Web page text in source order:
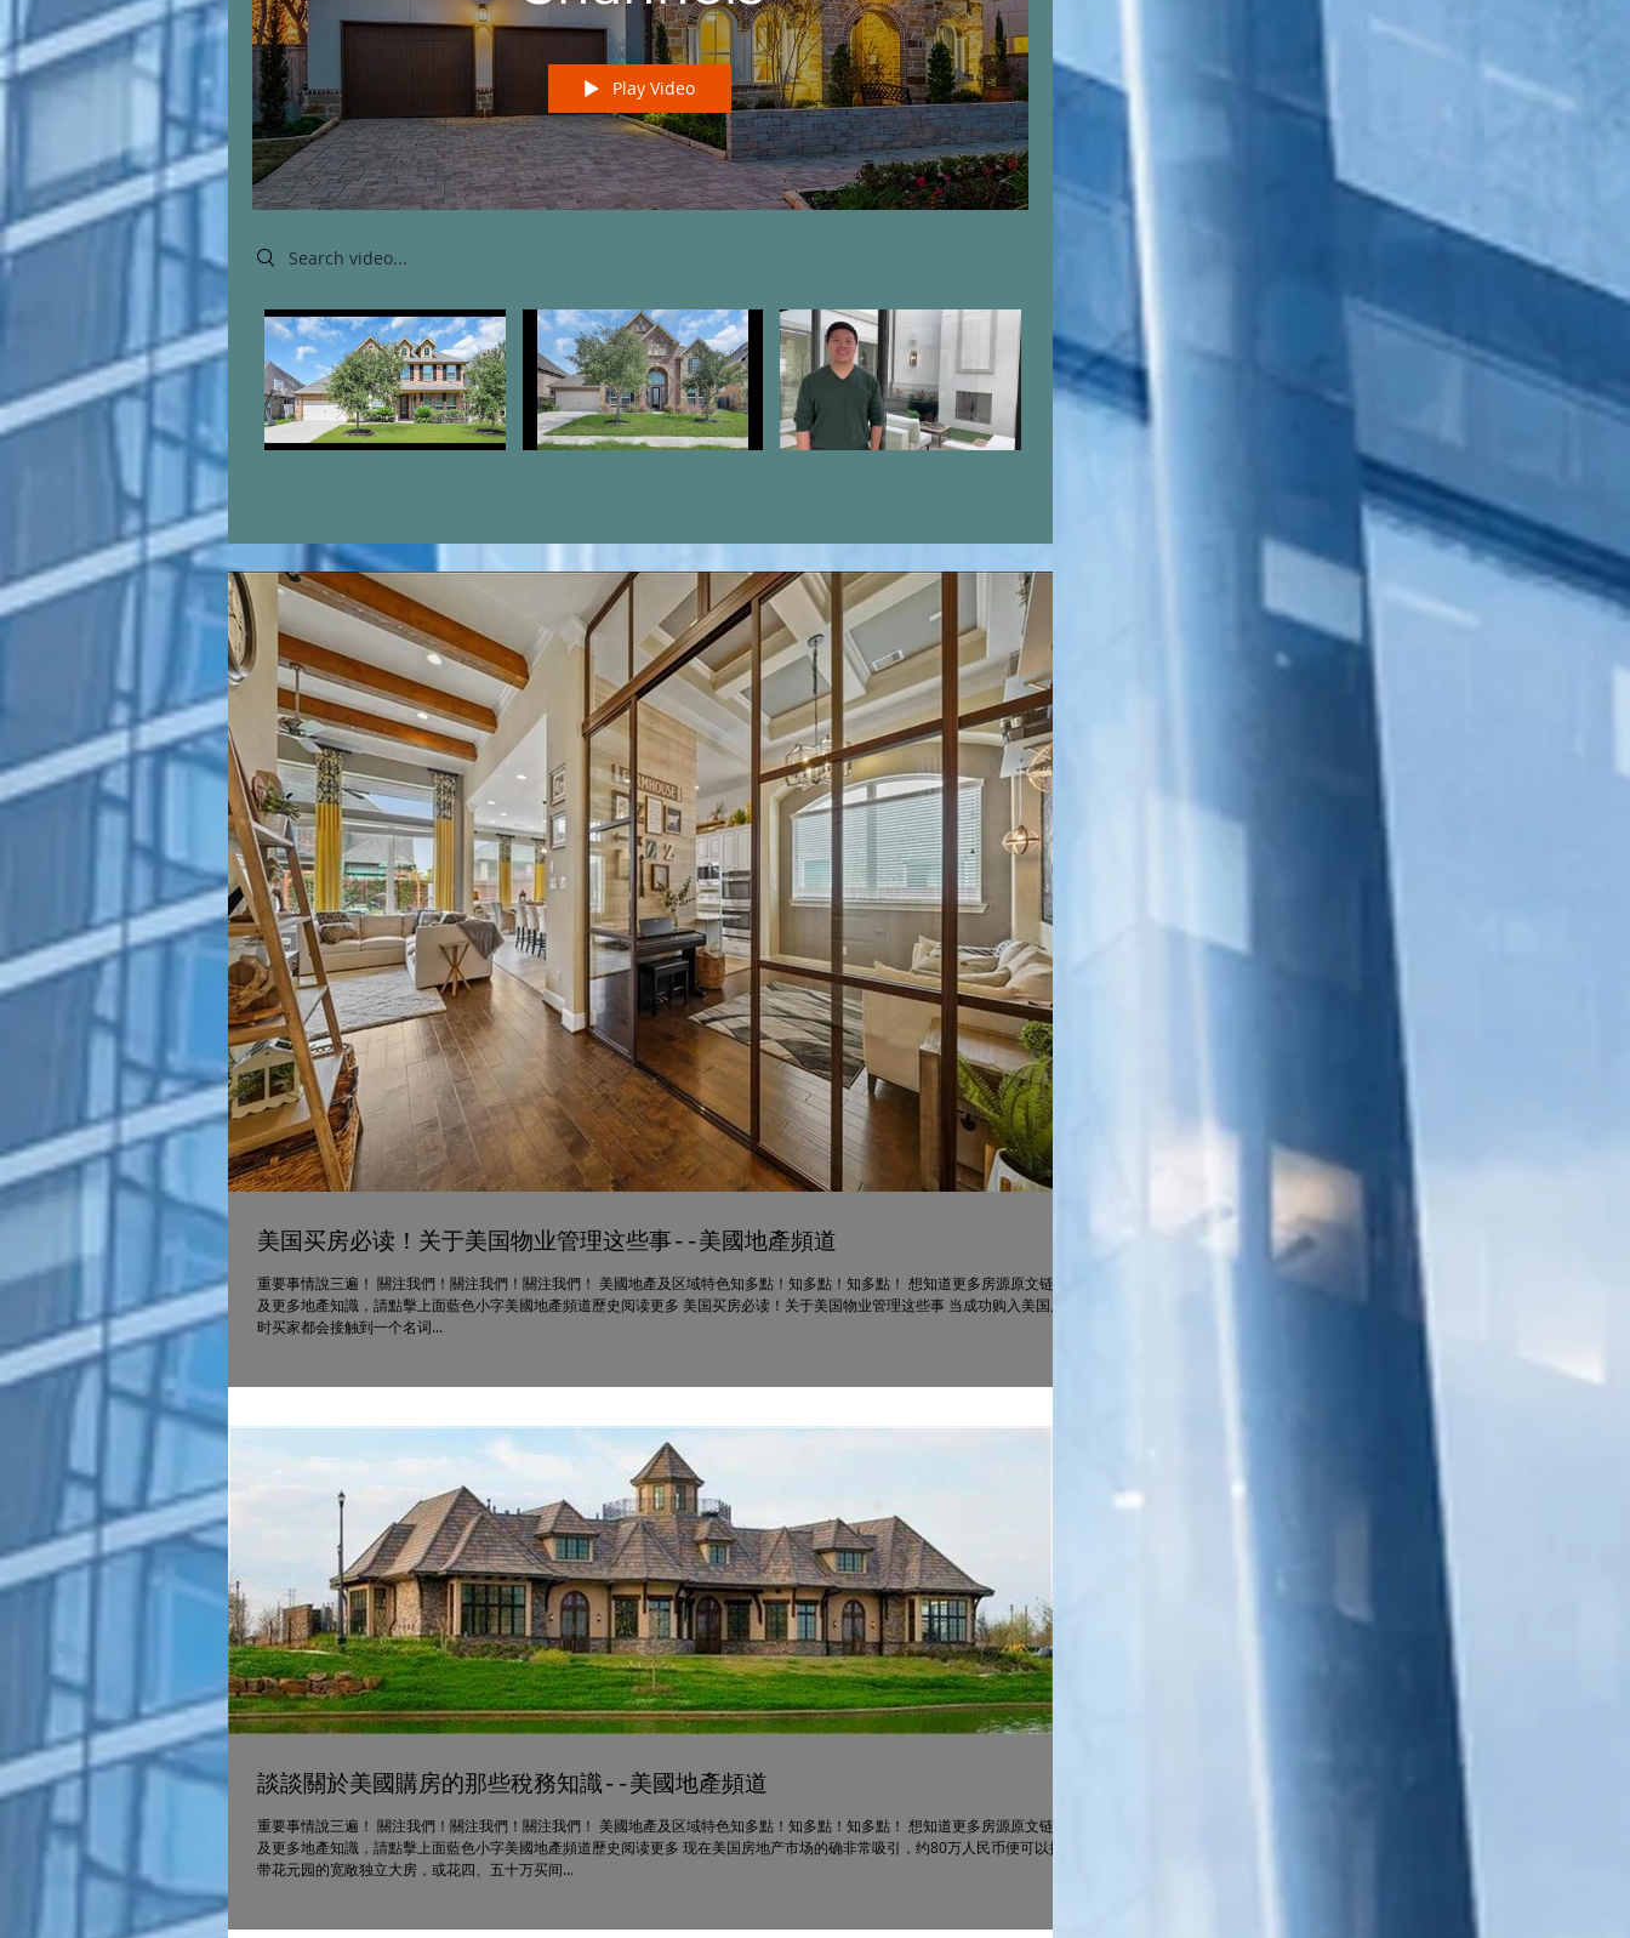
Play Video
Search videos
美国买房必读！关于美国物业管理这些事--美國地產頻道
重要事情說三遍！ 關注我們！關注我們！關注我們！ 美國地產及区域特色知多點！知多點！知多點！ 想知道更多房源原文链接
及更多地產知識，請點擊上面藍色小字美國地產頻道歷史阅读更多 美国买房必读！关于美国物业管理这些事 当成功购入美国房产
时买家都会接触到一个名词...
談談關於美國購房的那些稅務知識--美國地產頻道
重要事情說三遍！ 關注我們！關注我們！關注我們！ 美國地產及区域特色知多點！知多點！知多點！ 想知道更多房源原文链接
及更多地產知識，請點擊上面藍色小字美國地產頻道歷史阅读更多 现在美国房地产市场的确非常吸引，约80万人民币便可以拥有
带花元园的宽敞独立大房，或花四、五十万买间...